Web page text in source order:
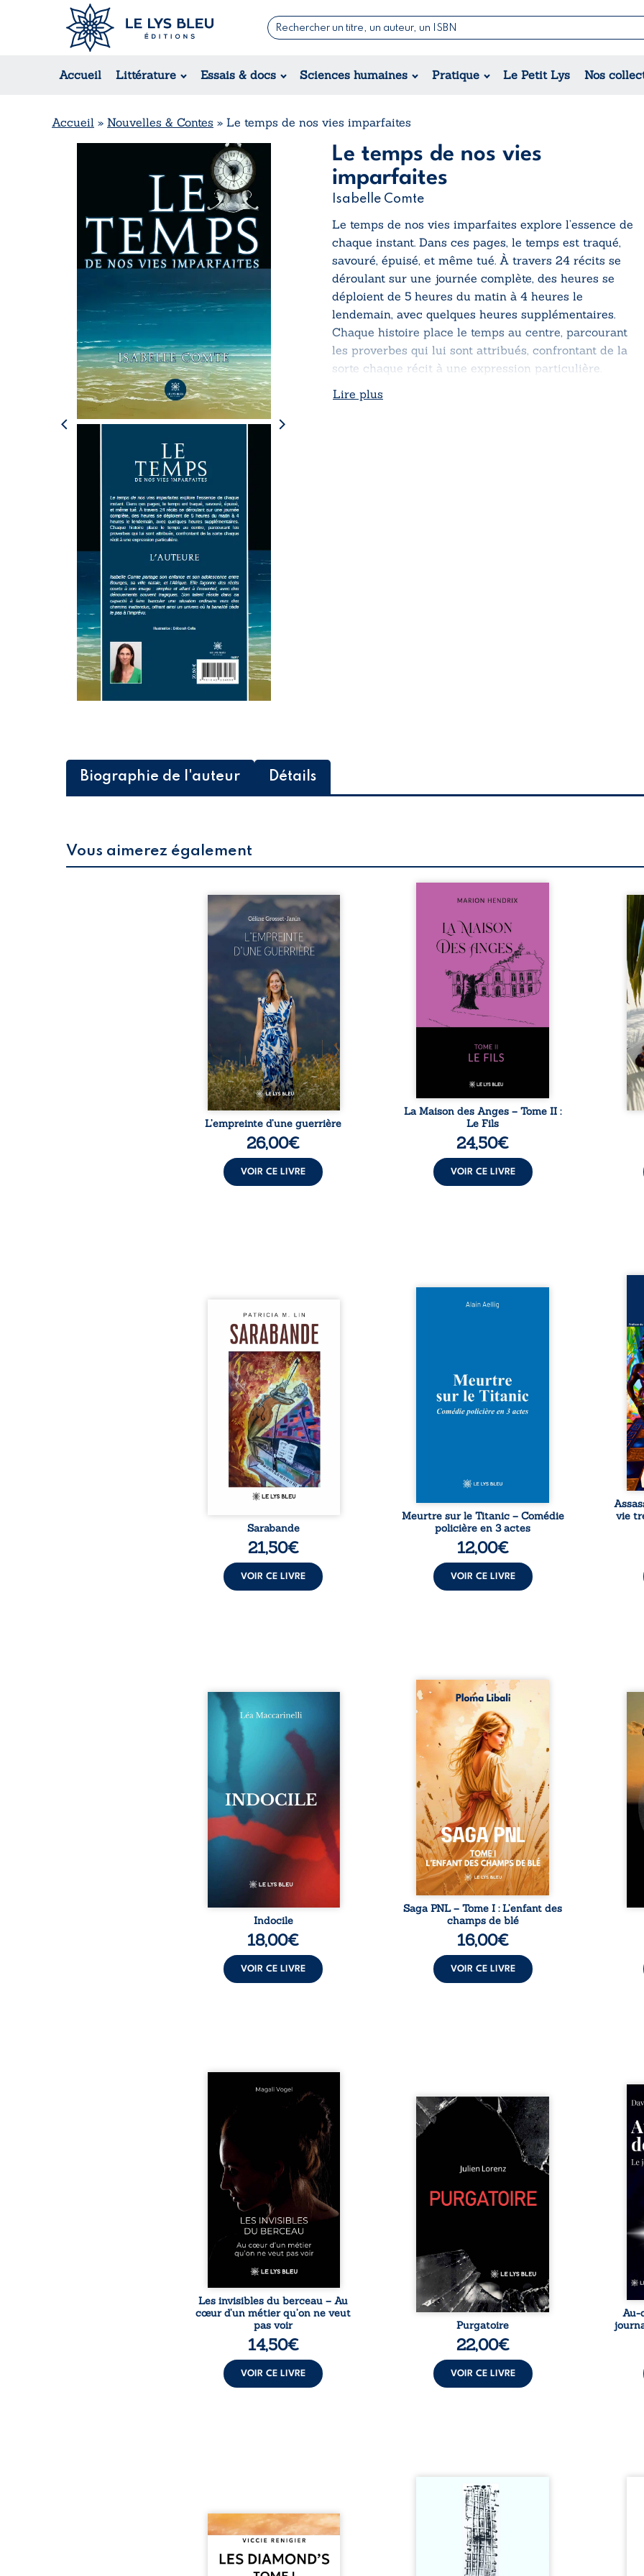
Accueil Littérature Essais & docs Sciences humaines Pratique Le Petit Lys Nos
Romans
Suspense / Thriller / Policier
Romance
Régional
Jeunesse
Théâtre
Accueil » Nouvelles & Contes » Le temps de nos vies imparfaites
Le temps de nos vies
imparfaites
Isabelle Comte
Le temps de nos vies imparfaites explore l’essence de
chaque instant. Dans ces pages, le temps est traqué,
savouré, épuisé, et même tué. À travers 24 récits se
déroulant sur une journée complète, des heures se
déploient de 5 heures du matin à 4 heures le
lendemain, avec quelques heures supplémentaires.
Chaque histoire place le temps au centre, parcourant
les proverbes qui lui sont attribués, confrontant de la
sorte chaque récit à une expression particulière.
Lire plus
Biographie de l'auteur Détails
Vous aimerez également
Que reste-t-il de l’enfance
lorsque la maladie impose ses
propres règles ? L’empreinte
d’une guerrière livre, sans
détour, le récit d’un quotidien
bouleversé par la maladie
chronique, l’errance médicale
et de longues hospitalisations.
L’auteure y raconte ce que les
dossiers médicaux taisent : la
peur, l’isolement, l’épuisement
et le sentiment de ne pas ...
L’empreinte d’une guerrière
26,00€
VOIR CE LIVRE
Nous sommes en 1979, soit 15
patriarche Anatole-Eustache.
La famille devra affronter non
seulement un inconnu qui rôde
autour du domaine et dont
Firmin, le fidèle majordome,
redoute les visites, le passé
encombrant d’Anatole-
Eustache, la malédiction
familiale, mais aussi la toute-
comment dompter cet enfant
avant qu’il ...
La Maison des Anges – Tome II :
Le Fils
24,50€
VOIR CE LIVRE
Au
eux,
Aux chants crépitants de l’été,
Sous le silence ouaté de la
neige en hiver, Au cours de
nuits pâles, Dans la clarté
bienveillante de la lune, Rêves,
pensées, révoltes et espoirs…
Des mots s’assemblent, colorés,
rebelles aux règles de la
poésie, mais chantant en
rythme. Ils forment une
sarabande, passionnée souvent,
Sarabande
21,50€
VOIR CE LIVRE
Et si le naufrage n’avait pas
les profondeurs de l’Atlantique.
Sept décennies plus tard, la
découverte de l’épave fait
resurgir un secret que l’on
Meurtre sur le Titanic – Comédie
policière en 3 actes
12,00€
VOIR CE LIVRE
La
de
qui
vie
Quatre parties. Quatre refus.
Quatre visages d’une existence
en friction. Entre les silences
qu’on ne déchiffre pas, les
amours qu’on dérange, les
corps qu’on administre et les
liens qu’on sabote, cet ouvrage
parle à celles et ceux qui
vivent trop fort, trop vrai, trop
tôt. Indocile est une traversée.
Une langue nue. Une
insurrection calme. Une
déclaration d’existence pour ...
Indocile
18,00€
VOIR CE LIVRE
Autrefois, les champs
d’Atlantis vibraient sous le
vent et les enfants couraient
dans les blés. Puis la couronne
plia le genou, livrant son
peuple à l’ombre d’Ivorny. À
Atove, Luwel aurait pu
disparaître dans les ruines de
son destin ; pourtant, sous les
pierres d’un temple oublié, des
rebelles lui tendirent la main.
Parmi eux, Atos, général sans
trône mais habité par ...
Saga PNL – Tome I : L’enfant des
champs de blé
16,00€
VOIR CE LIVRE
les
les
Qui prend soin de celles et
ceux auxquels nous confions
nos enfants ? Derrière la
douceur apparente des
maisons d’accueil se joue une
réalité que nul ne soupçonne :
rémunérations dérisoires,
solitude, épuisement,
responsabilités écrasantes… À
travers des témoignages
saisissants et sa propre
expérience, Magali Vogel lève
le voile sur les coulisses d’une ...
Les invisibles du berceau – Au
cœur d’un métier qu’on ne veut
pas voir
14,50€
VOIR CE LIVRE
Vingt années d’écriture, de
blessures, d’émotions et de
pensées se rencontrent dans
ce recueil profondément
intime. Entre nouvelles
autobiographiques, poèmes
philosophiques, chaque texte
ouvre une porte sur
être choisie au hasard, comme
une rencontre inattendue sur
le chemin de la vie. ...
Purgatoire
22,00€
VOIR CE LIVRE
Né
ses
prix
les
Au-
Revenge est à la tête des
Diamond’s, un clan de motards
aussi réputé et respecté que
redouté dans tout le pays. Rien
Sommes-nous vraiment libres
si chacun de nos actes s’inscrit
dans une chaîne de causes ? À
travers une confrontation
entre les pensées d’Emmanuel
Kant et de Donald Davidson,
cet essai explore les liens entre
Je